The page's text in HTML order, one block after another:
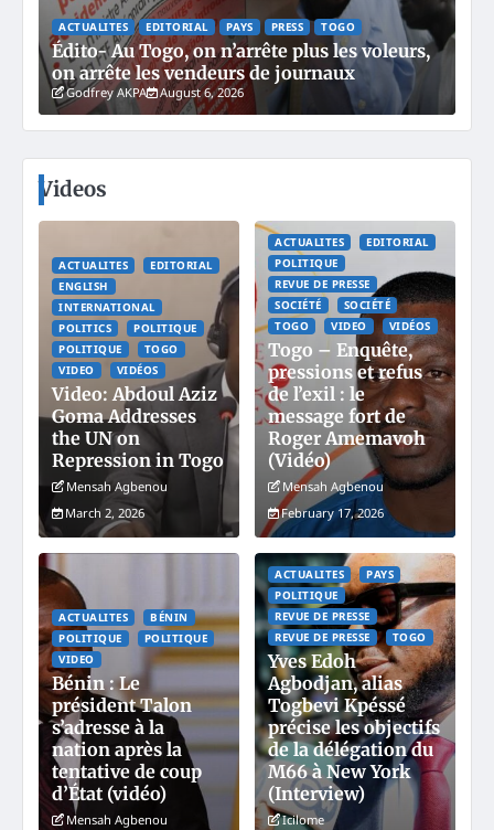
ACTUALITES EDITORIAL PAYS PRESS TOGO
Édito- Au Togo, on n’arrête plus les voleurs,
on arrête les vendeurs de journaux
Godfrey AKPA August 6, 2026
Videos
ACTUALITES
EDITORIAL
ENGLISH
INTERNATIONAL
POLITICS
POLITIQUE
POLITIQUE
TOGO
VIDEO
VIDÉOS
Video: Abdoul Aziz
Goma Addresses
the UN on
Repression in Togo
Mensah Agbenou
March 2, 2026
ACTUALITES
EDITORIAL
POLITIQUE
REVUE DE PRESSE
SOCIÉTÉ
SOCIÉTÉ
TOGO
VIDEO VIDÉOS
Togo – Enquête,
pressions et refus
de l’exil : le
message fort de
Roger Amemavoh
(Vidéo)
Mensah Agbenou
February 17, 2026
ACTUALITES
BÉNIN
POLITIQUE
POLITIQUE
VIDEO
Bénin : Le
président Talon
s’adresse à la
nation après la
tentative de coup
d’État (vidéo)
Mensah Agbenou
ACTUALITES
PAYS
POLITIQUE
REVUE DE PRESSE
REVUE DE PRESSE
TOGO
Yves Edoh
Agbodjan, alias
Togbevi Kpéssé
précise les objectifs
de la délégation du
M66 à New York
(Interview)
Icilome